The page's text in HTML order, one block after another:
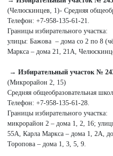
(Челюскинцев, 1)- Средняя
Телефон: +7‑958‑135‑61‑21.
Границы избирательного участка:
улицы: Бажова – дома со 2 по 8
Маркса – дома 21, 21А,
→ Избирательный участок №
(Микрорайон 2, 15)
Средняя общеобразовательная
Телефон: +7‑958‑135‑61‑28.
Границы избирательного участка:
микрорайон 2 – дома 1, 2, 16;
55А, Карла Маркса – дома 1, 2А,
Торопова – дома 1, 3, 5, 9.